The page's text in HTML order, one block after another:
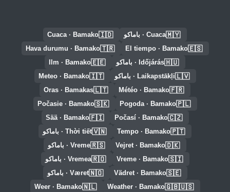
🇲🇾Cuaca · باماكو 🇮🇩
Cuaca · Bamako
🇪🇸
El tiempo · Bamako
🇹🇷
Hava durumu · Bamako
🇭🇺Időjárás · باماكو 🇪🇪
Ilm · Bamako
🇱🇻Laikapstākļi · باماكو 🇮🇹
Meteo · Bamako
🇫🇷
Météo · Bamako
🇱🇹
Oras · Bamakas
🇵🇱
Pogoda · Bamako
🇸🇰
Počasie · Bamako
🇨🇿
Počasí · Bamako
🇫🇮
Sää · Bamako
🇵🇹
Tempo · Bamako
🇻🇳Thời tiết · باماكو
🇩🇰
Vejret · Bamako
🇷🇸Vreme · باماكو
🇸🇮
Vreme · Bamako
🇷🇴Vremea · باماكو
🇸🇪
Vädret · Bamako
🇳🇴Været · باماكو
🇬🇧🇺🇸
Weather · Bamako
🇳🇱
Weer · Bamako